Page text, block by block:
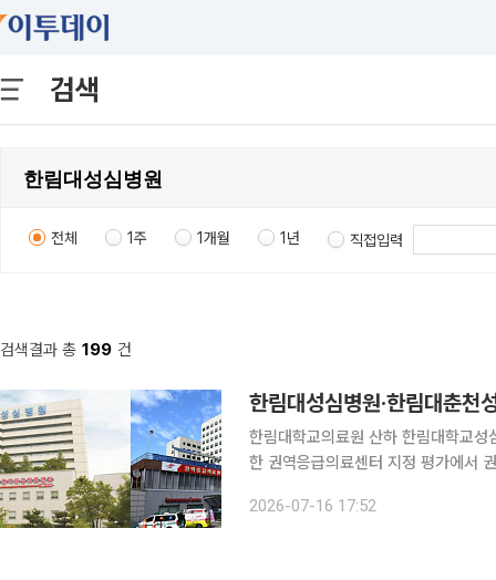
검색
전체 1주 1개월 1년 직접입력
검색결과 총 199 건
한림대성심병원·한림대춘천
한림대학교의료원 산하 한림대학교
한 권역응급의료센터 지정 평가에서 권역응급의료센
2026-07-16 17:52